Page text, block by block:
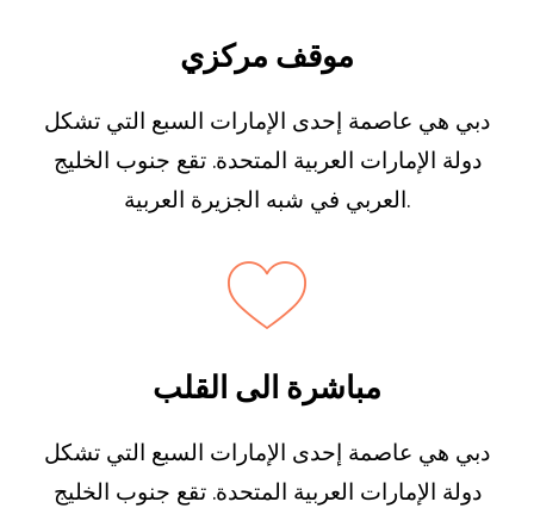
موقف مركزي
دبي هي عاصمة إحدى الإمارات السبع التي تشكل
دولة الإمارات العربية المتحدة. تقع جنوب الخليج
العربي في شبه الجزيرة العربية.
مباشرة الى القلب
دبي هي عاصمة إحدى الإمارات السبع التي تشكل
دولة الإمارات العربية المتحدة. تقع جنوب الخليج